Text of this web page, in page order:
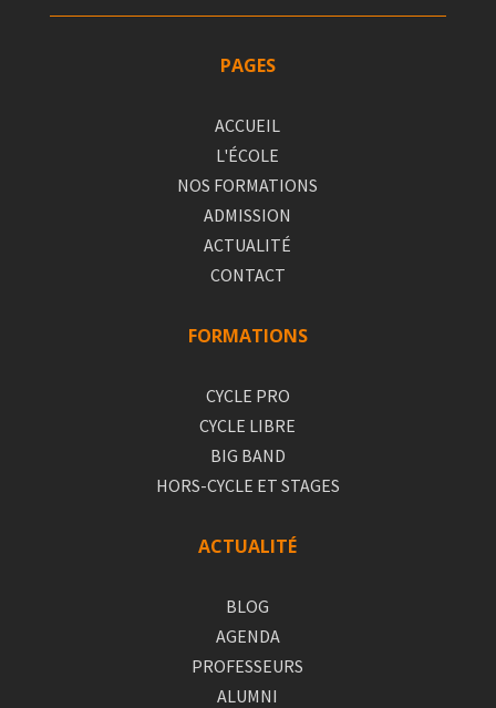
PAGES
ACCUEIL
L'ÉCOLE
NOS FORMATIONS
ADMISSION
ACTUALITÉ
CONTACT
FORMATIONS
CYCLE PRO
CYCLE LIBRE
BIG BAND
HORS-CYCLE ET STAGES
ACTUALITÉ
BLOG
AGENDA
PROFESSEURS
ALUMNI